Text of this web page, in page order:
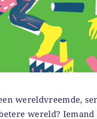
wereldvreemde,
wereld?